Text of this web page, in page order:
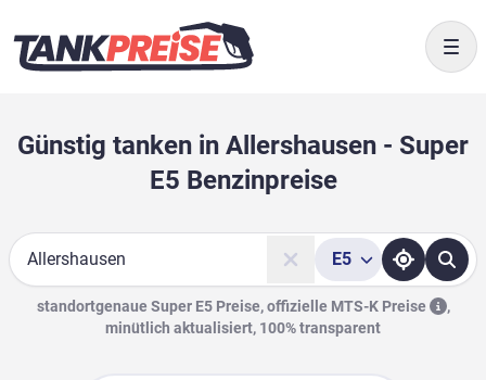
Günstig tanken in Allershausen - Super
E5 Benzinpreise
Suche
E5
standortgenaue Super E5 Preise, offizielle MTS-K Preise
,
minütlich aktualisiert, 100% transparent